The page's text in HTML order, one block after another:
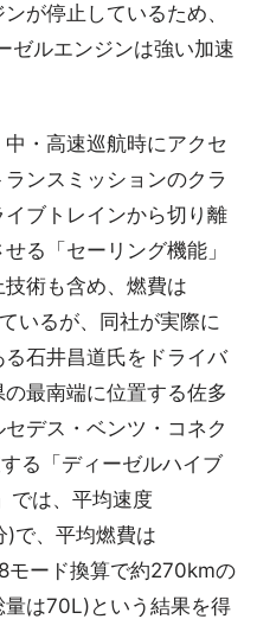
が停止しているため、
ゼルエンジンは強い加速
・高速巡航時にアクセ
ンスミッションのクラ
ブトレインから切り離
る「セーリング機能」
術も含め、燃費は
いるが、同社が実際に
石井昌道氏をドライバ
最南端に位置する佐多
デス・ベンツ・コネク
る「ディーゼルハイブ
では、平均速度
で、平均燃費は
ード換算で約270kmの
は70L)という結果を得